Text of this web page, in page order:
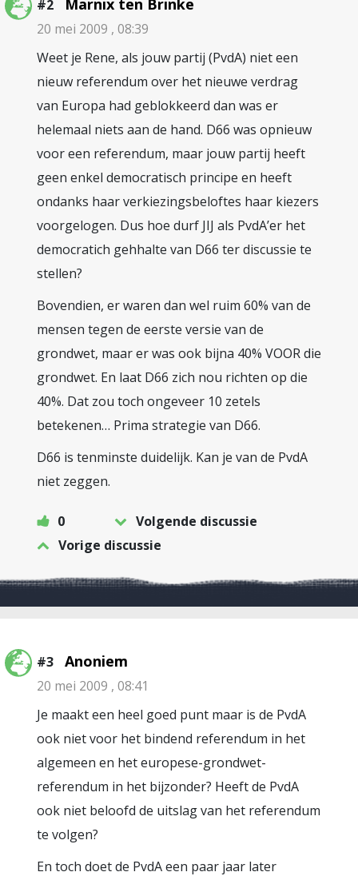
#2 Marnix ten Brinke
20 mei 2009 , 08:39
Weet je Rene, als jouw partij (PvdA) niet een
nieuw referendum over het nieuwe verdrag
van Europa had geblokkeerd dan was er
helemaal niets aan de hand. D66 was opnieuw
voor een referendum, maar jouw partij heeft
geen enkel democratisch principe en heeft
ondanks haar verkiezingsbeloftes haar kiezers
voorgelogen. Dus hoe durf JIJ als PvdA’er het
democratich gehhalte van D66 ter discussie te
stellen?
Bovendien, er waren dan wel ruim 60% van de
mensen tegen de eerste versie van de
grondwet, maar er was ook bijna 40% VOOR die
grondwet. En laat D66 zich nou richten op die
40%. Dat zou toch ongeveer 10 zetels
betekenen… Prima strategie van D66.
D66 is tenminste duidelijk. Kan je van de PvdA
niet zeggen.
0
Volgende discussie
Vorige discussie
#3 Anoniem
20 mei 2009 , 08:41
Je maakt een heel goed punt maar is de PvdA
ook niet voor het bindend referendum in het
algemeen en het europese-grondwet-
referendum in het bijzonder? Heeft de PvdA
ook niet beloofd de uitslag van het referendum
te volgen?
En toch doet de PvdA een paar jaar later